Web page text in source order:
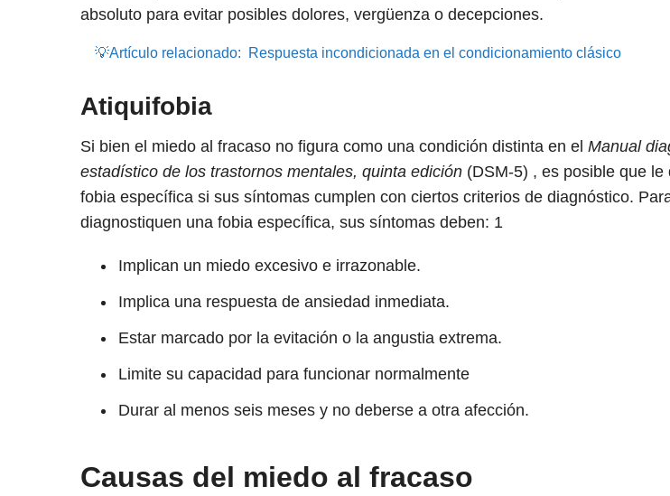
absoluto para evitar posibles dolores, vergüenza o decepciones.
💡Artículo relacionado: Respuesta incondicionada en el condicionamiento clásico
Atiquifobia
Si bien el miedo al fracaso no figura como una condición distinta en el Manual
estadístico de los trastornos mentales, quinta edición(DSM-5) , es posible que le
fobia específica si sus síntomas cumplen con ciertos criterios de diagnóstico.
diagnostiquen una fobia específica, sus síntomas deben: 1
Implican un miedo excesivo e irrazonable.
Implica una respuesta de ansiedad inmediata.
Estar marcado por la evitación o la angustia extrema.
Limite su capacidad para funcionar normalmente
Durar al menos seis meses y no deberse a otra afección.
Causas del miedo al fracaso